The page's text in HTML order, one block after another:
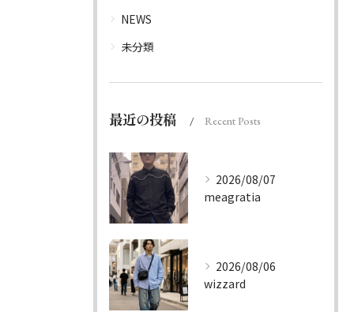
NEWS
未分類
最近の投稿 Recent Posts
2026/08/07
meagratia
2026/08/06
wizzard